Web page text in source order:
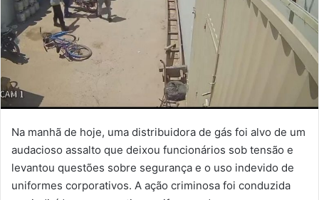
Na manhã de hoje, uma distribuidora de gás foi alvo de um
audacioso assalto que deixou funcionários sob tensão e
levantou questões sobre segurança e o uso indevido de
uniformes corporativos. A ação criminosa foi conduzida